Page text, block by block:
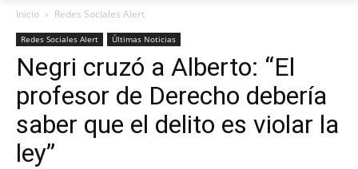
Inicio Redes Sociales Alert
Redes Sociales Alert Últimas Noticias
Negri cruzó a Alberto: “El
profesor de Derecho debería
saber que el delito es violar la
ley”